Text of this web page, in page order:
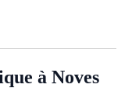
à Noves